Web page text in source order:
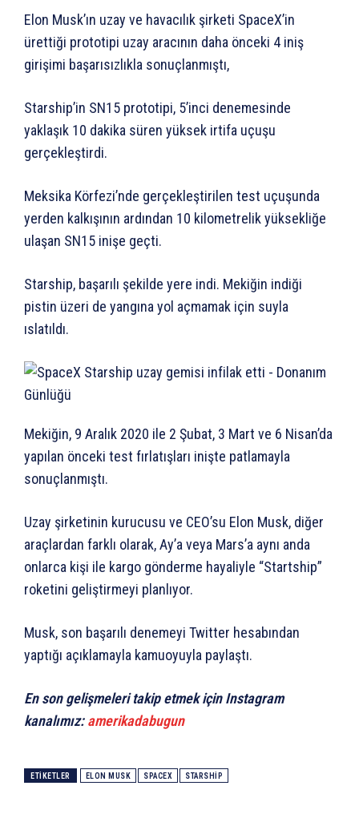
Elon Musk’ın uzay ve havacılık şirketi SpaceX’in
ürettiği prototipi uzay aracının daha önceki 4 iniş
girişimi başarısızlıkla sonuçlanmıştı,
Starship’in SN15 prototipi, 5’inci denemesinde
yaklaşık 10 dakika süren yüksek irtifa uçuşu
gerçekleştirdi.
Meksika Körfezi’nde gerçekleştirilen test uçuşunda
yerden kalkışının ardından 10 kilometrelik yüksekliğe
ulaşan SN15 inişe geçti.
Starship, başarılı şekilde yere indi. Mekiğin indiği
pistin üzeri de yangına yol açmamak için suyla
ıslatıldı.
Mekiğin, 9 Aralık 2020 ile 2 Şubat, 3 Mart ve 6 Nisan’da
yapılan önceki test fırlatışları inişte patlamayla
sonuçlanmıştı.
Uzay şirketinin kurucusu ve CEO’su Elon Musk, diğer
araçlardan farklı olarak, Ay’a veya Mars’a aynı anda
onlarca kişi ile kargo gönderme hayaliyle “Startship”
roketini geliştirmeyi planlıyor.
Musk, son başarılı denemeyi Twitter hesabından
yaptığı açıklamayla kamuoyuyla paylaştı.
En son gelişmeleri takip etmek için Instagram
kanalımız:amerikadabugun
ETIKETLER ELON MUSK SPACEX STARSHIP